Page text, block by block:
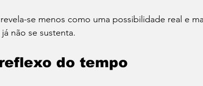
se menos como uma possibilidade real e
não se sustenta.
do tempo